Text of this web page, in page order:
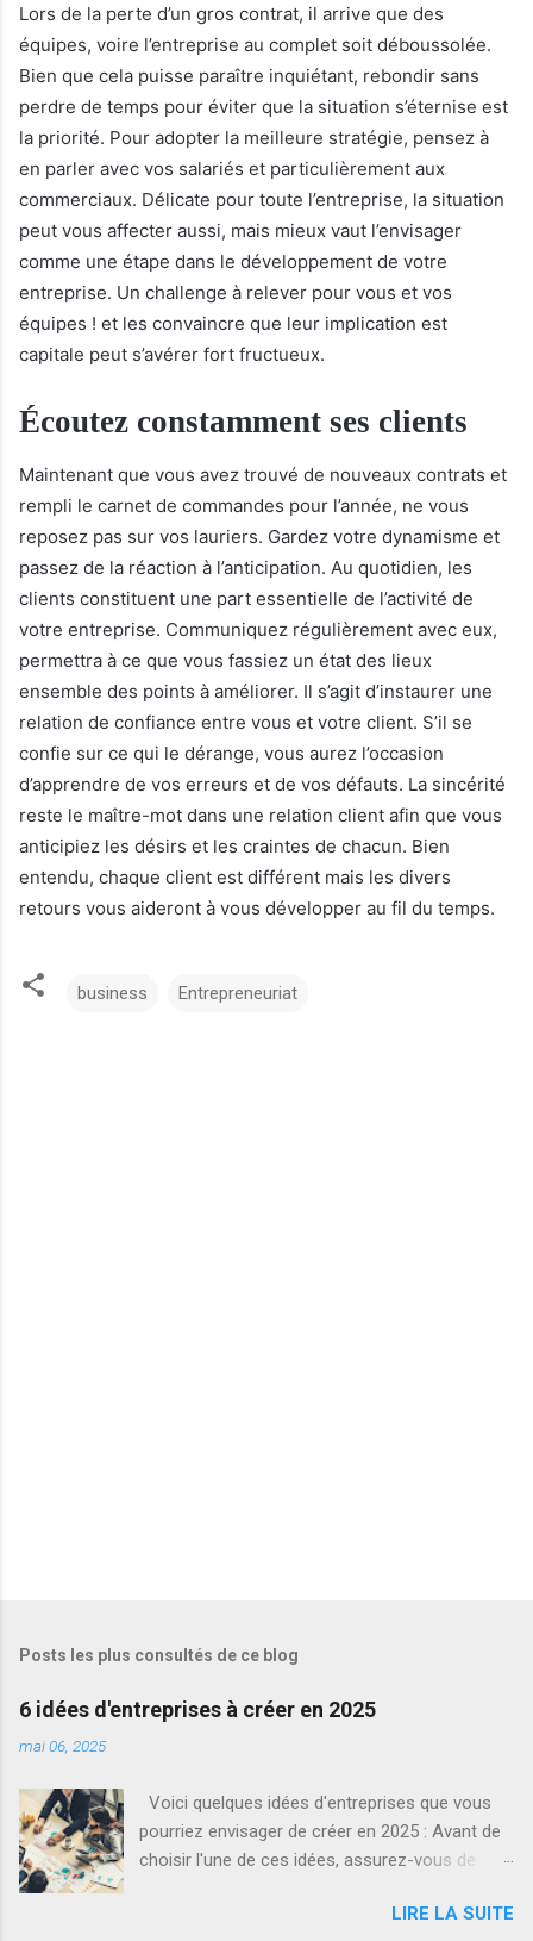
Lors de la perte d’un gros contrat, il arrive que des
équipes, voire l’entreprise au complet soit déboussolée.
Bien que cela puisse paraître inquiétant, rebondir sans
perdre de temps pour éviter que la situation s’éternise est
la priorité. Pour adopter la meilleure stratégie, pensez à
en parler avec vos salariés et particulièrement aux
commerciaux. Délicate pour toute l’entreprise, la situation
peut vous affecter aussi, mais mieux vaut l’envisager
comme une étape dans le développement de votre
entreprise. Un challenge à relever pour vous et vos
équipes ! et les convaincre que leur implication est
capitale peut s’avérer fort fructueux.
Écoutez constamment ses clients
Maintenant que vous avez trouvé de nouveaux contrats et
rempli le carnet de commandes pour l’année, ne vous
reposez pas sur vos lauriers. Gardez votre dynamisme et
passez de la réaction à l’anticipation. Au quotidien, les
clients constituent une part essentielle de l’activité de
votre entreprise. Communiquez régulièrement avec eux,
permettra à ce que vous fassiez un état des lieux
ensemble des points à améliorer. Il s’agit d’instaurer une
relation de confiance entre vous et votre client. S’il se
confie sur ce qui le dérange, vous aurez l’occasion
d’apprendre de vos erreurs et de vos défauts. La sincérité
reste le maître-mot dans une relation client afin que vous
anticipiez les désirs et les craintes de chacun. Bien
entendu, chaque client est différent mais les divers
retours vous aideront à vous développer au fil du temps.
business Entrepreneuriat
Posts les plus consultés de ce blog
6 idées d'entreprises à créer en 2025
mai 06, 2025
Voici quelques idées d'entreprises que vous
pourriez envisager de créer en 2025 : Avant de
choisir l'une de ces idées, assurez-vous de
marché, de comprendre les besoins de votre
LIRE LA SUITE